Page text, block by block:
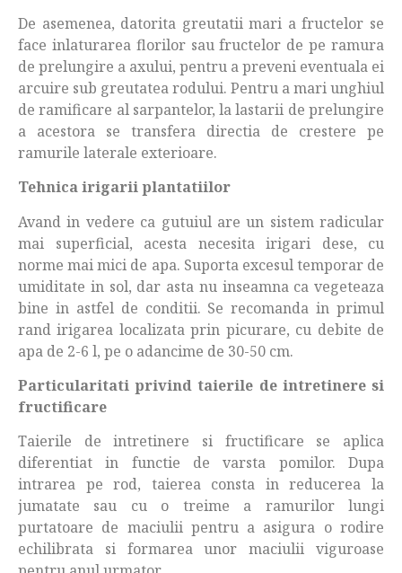
De asemenea, datorita greutatii mari a fructelor se
face inlaturarea florilor sau fructelor de pe ramura
de prelungire a axului, pentru a preveni eventuala ei
arcuire sub greutatea rodului. Pentru a mari unghiul
de ramificare al sarpantelor, la lastarii de prelungire
a acestora se transfera directia de crestere pe
ramurile laterale exterioare.
Tehnica irigarii plantatiilor
Avand in vedere ca gutuiul are un sistem radicular
mai superficial, acesta necesita irigari dese, cu
norme mai mici de apa. Suporta excesul temporar de
umiditate in sol, dar asta nu inseamna ca vegeteaza
bine in astfel de conditii. Se recomanda in primul
rand irigarea localizata prin picurare, cu debite de
apa de 2-6 l, pe o adancime de 30-50 cm.
Particularitati privind taierile de intretinere si
fructificare
Taierile de intretinere si fructificare se aplica
diferentiat in functie de varsta pomilor. Dupa
intrarea pe rod, taierea consta in reducerea la
jumatate sau cu o treime a ramurilor lungi
purtatoare de maciulii pentru a asigura o rodire
echilibrata si formarea unor maciulii viguroase